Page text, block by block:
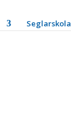
Seglarskola